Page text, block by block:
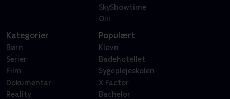
SkyShowtime
Oiii
Kategorier
Børn
Serier
Film
Dokumentar
Reality
Populært
Klovn
Badehotellet
Sygeplejeskolen
X Factor
Bachelor